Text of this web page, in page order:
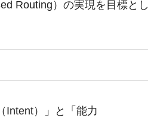
Routing）の実現を目標とし
Intent）」と「能力